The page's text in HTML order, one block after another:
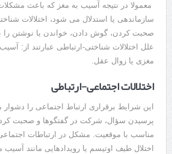
معمولا در نتیجه آسیب به مغز که باعث
سازماندهی یا استدلال می شود، اختلالات
صحبت کردن، گوش دادن، خواندن یا نوشتن را
علل اختلالات شناختی-ارتباطی عبارتند از:
مغزی یا زوال عقل.
اختلالات اجتماعی-ارتباطی
این شرایط برقراری ارتباط اجتماعی را
پرسیدن سؤال، شرکت در گفتگوها و صحبت
مناسب با موقعیت. مشکل در ارتباطات
اختلال طیف اوتیسم یا رویدادهایی مانند